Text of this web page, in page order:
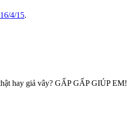
16/4/15.
hay giả vây? GẤP GẤP GIÚP EM!